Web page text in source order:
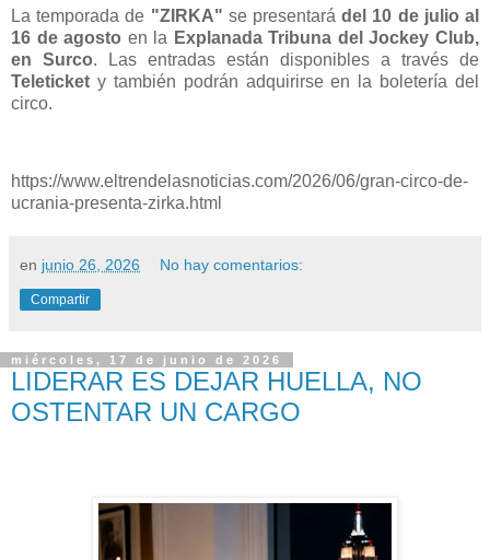
La temporada de "ZIRKA" se presentarádel 10 de julio al
16 de agosto en la Explanada Tribuna del Jockey Club,
en Surco. Las entradas están disponibles a través de
Teleticket y también podrán adquirirse en la boletería del
circo.
https://www.eltrendelasnoticias.com/2026/06/gran-circo-de-
ucrania-presenta-zirka.html
en junio 26, 2026 No hay comentarios:
Compartir
miércoles, 17 de junio de 2026
LIDERAR ES DEJAR HUELLA, NO
OSTENTAR UN CARGO